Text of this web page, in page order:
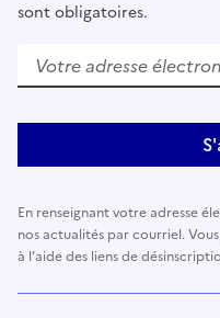
sont obligatoires.
Votre adresse
En renseignant votre adresse
nos actualités par courriel.
à l’aide des liens de